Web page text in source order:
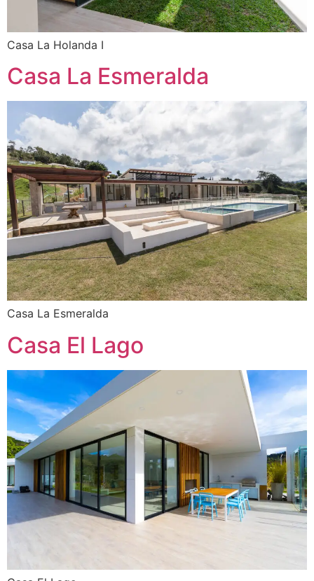
Casa La Holanda I
Casa La Esmeralda
Casa La Esmeralda
Casa El Lago